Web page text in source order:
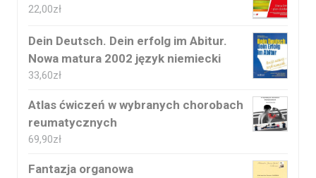
22,00zł
Dein Deutsch. Dein erfolg im Abitur.
Nowa matura 2002 język niemiecki
33,60zł
Atlas ćwiczeń w wybranych chorobach
reumatycznych
69,90zł
Fantazja organowa